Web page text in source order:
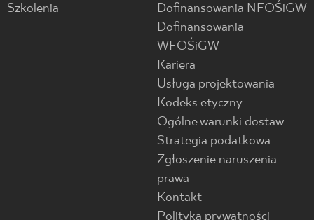
Szkolenia
Dofinansowania NFOŚiGW
Dofinansowania
WFOŚiGW
Kariera
Usługa projektowania
Kodeks etyczny
Ogólne warunki dostaw
Strategia podatkowa
Zgłoszenie naruszenia
prawa
Kontakt
Polityka prywatności